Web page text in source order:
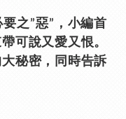
之”惡”，小編首
可說又愛又恨。
秘密，同時告訴